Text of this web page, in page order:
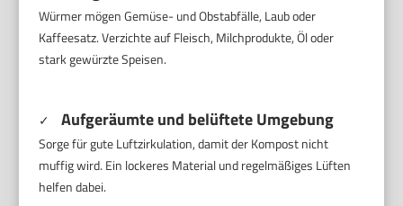
Würmer mögen Gemüse- und Obstabfälle, Laub oder
Kaffeesatz. Verzichte auf Fleisch, Milchprodukte, Öl oder
stark gewürzte Speisen.
✓ Aufgeräumte und belüftete Umgebung
Sorge für gute Luftzirkulation, damit der Kompost nicht
muffig wird. Ein lockeres Material und regelmäßiges Lüften
helfen dabei.